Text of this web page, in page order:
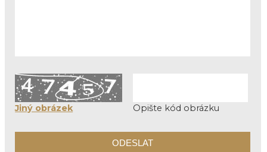
Jiný obrázek Opište kód obrázku